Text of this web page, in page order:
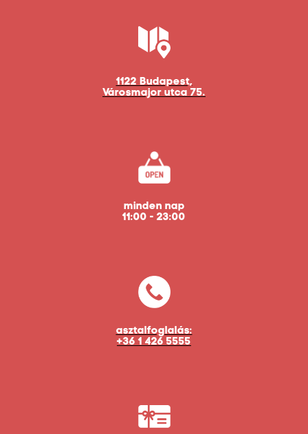
1122 Budapest,
Városmajor utca 75.
minden nap
11:00 - 23:00
asztalfoglalás:
+36 1 426 5555